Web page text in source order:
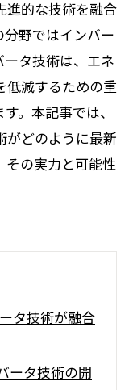
進的な技術を融合
野ではインバー
タ技術は、エネ
低減するための重
。本記事では、
がどのように最新
その実力と可能性
タ技術が融合
ータ技術の開